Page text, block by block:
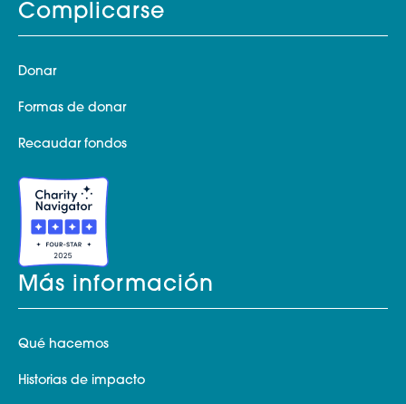
Complicarse
Donar
Formas de donar
Recaudar fondos
Más información
Qué hacemos
Historias de impacto